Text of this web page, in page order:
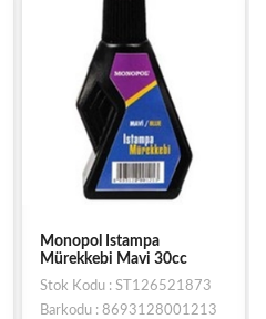
Monopol Istampa
Mürekkebi Mavi 30cc
Stok Kodu : ST126521873
Barkodu : 8693128001213